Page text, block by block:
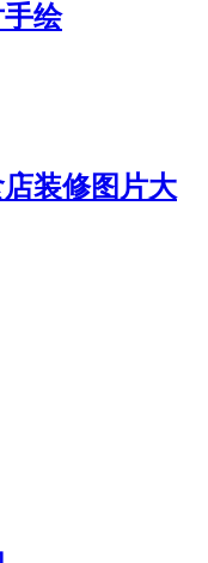
绘
装修图片大